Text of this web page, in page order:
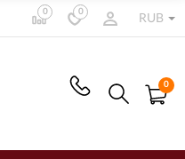
0 0
RUB
0